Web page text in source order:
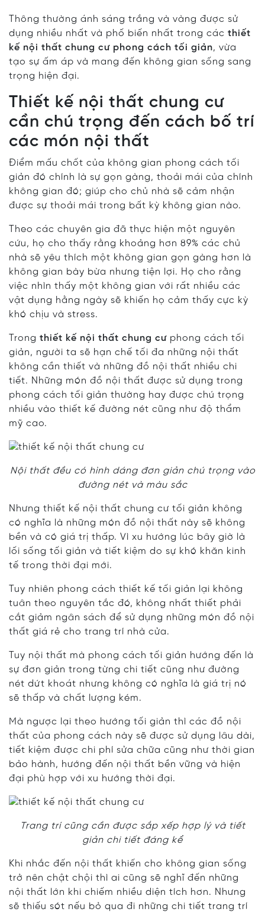
Thông thường ánh sáng trắng và vàng được sử
dụng nhiều nhất và phố biến nhất trong các thiết
kế nội thất chung cư phong cách tối giản, vừa
tạo sự ấm áp và mang đến không gian sống sang
trọng hiện đại.
Thiết kế nội thất chung cư
cần chú trọng đến cách bố trí
các món nội thất
Điểm mấu chốt của không gian phong cách tối
giản đó chính là sự gọn gàng, thoải mái của chính
không gian đó; giúp cho chủ nhà sẽ cảm nhận
được sự thoải mái trong bất kỳ không gian nào.
Theo các chuyên gia đã thực hiện một nguyên
cứu, họ cho thấy rằng khoảng hơn 89% các chủ
nhà sẽ yêu thích một không gian gọn gàng hơn là
không gian bày bừa nhưng tiện lợi. Họ cho rằng
việc nhìn thấy một không gian với rất nhiều các
vật dụng hằng ngày sẽ khiến họ cảm thấy cực kỳ
khó chịu và stress.
Trong thiết kế nội thất chung cư phong cách tối
giản, người ta sẽ hạn chế tối đa những nội thất
không cần thiết và những đồ nội thất nhiều chi
tiết. Những món đồ nội thất được sử dụng trong
phong cách tối giản thường hay được chú trọng
nhiều vào thiết kế đường nét cũng như độ thẩm
mỹ cao.
Nội thất đều có hình dáng đơn giản chú trọng vào
đường nét và màu sắc
Nhưng thiết kế nội thất chung cư tối giản không
có nghĩa là những món đồ nội thất này sẽ không
bền và có giá trị thấp. Vì xu hướng lúc bây giờ là
lối sống tối giản và tiết kiệm do sự khó khăn kinh
tế trong thời đại mới.
Tuy nhiên phong cách thiết kế tối giản lại không
tuân theo nguyên tắc đó, không nhất thiết phải
cắt giảm ngân sách để sử dụng những món đồ nội
thất giá rẻ cho trang trí nhà cửa.
Tuy nội thất mà phong cách tối giản hướng đến là
sự đơn giản trong từng chi tiết cũng như đường
nét dứt khoát nhưng không có nghĩa là giá trị nó
sẽ thấp và chất lượng kém.
Mà ngược lại theo hướng tối giản thì các đồ nội
thất của phong cách này sẽ được sử dụng lâu dài,
tiết kiệm được chi phí sửa chữa cũng như thời gian
bảo hành, hướng đến nội thất bền vững và hiện
đại phù hợp với xu hướng thời đại.
Trang trí cũng cần được sắp xếp hợp lý và tiết
giản chi tiết đáng kể
Khi nhắc đến nội thất khiến cho không gian sống
trở nên chật chội thì ai cũng sẽ nghĩ đến những
nội thất lớn khi chiếm nhiều diện tích hơn. Nhưng
sẽ thiếu sót nếu bỏ qua đi những chi tiết trang trí